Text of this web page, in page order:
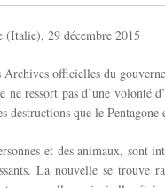
(Italie), 29 décembre 2015
officielles du
ressort pas d’une volonté
destructions que le
et des animaux, sont
La nouvelle se trouve